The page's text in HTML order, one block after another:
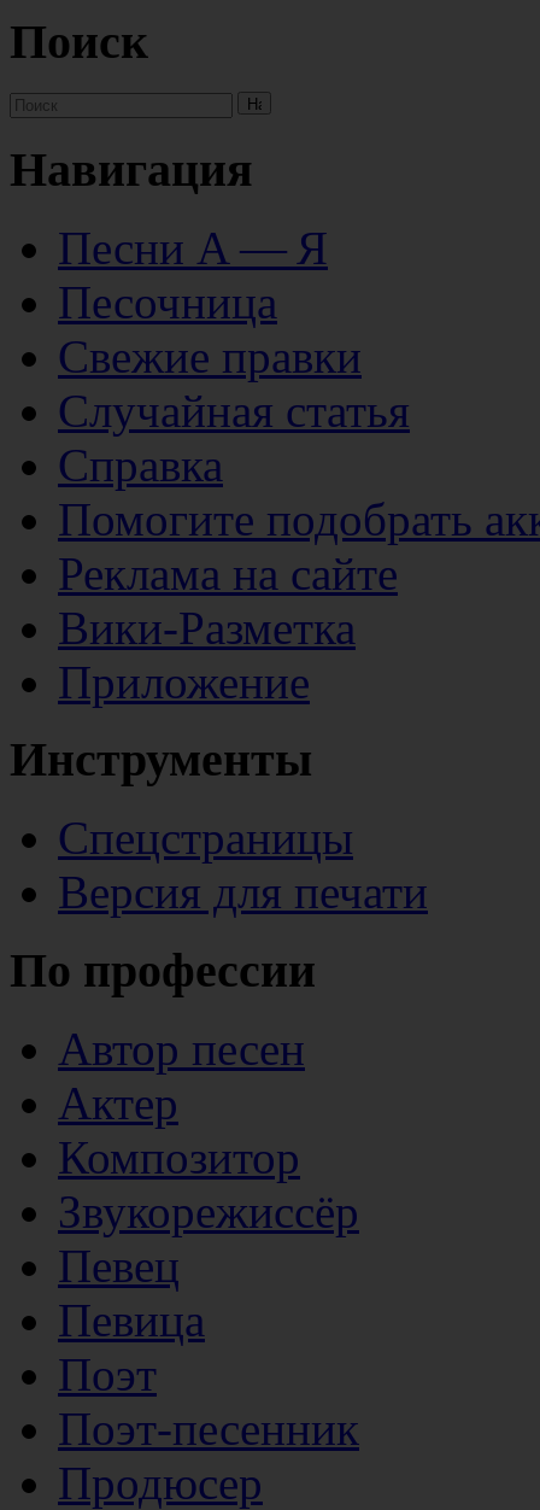
Поиск
Навигация
Песни А — Я
Песочница
Свежие правки
Случайная статья
Справка
Помогите подобрать
Реклама на сайте
Вики-Разметка
Приложение
Инструменты
Спецстраницы
Версия для печати
По профессии
Автор песен
Актер
Композитор
Звукорежиссёр
Певец
Певица
Поэт
Поэт-песенник
Продюсер